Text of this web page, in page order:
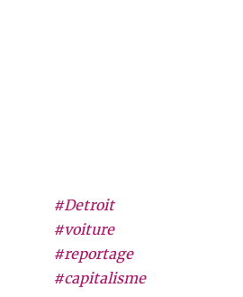
#Detroit
#voiture
#reportage
#capitalisme